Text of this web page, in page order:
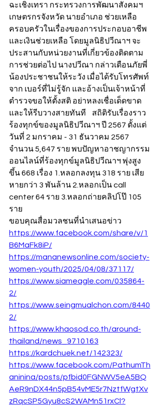
ฉะเชิงเทรา กระทรวงการพัฒนาสังคมฯ
เกษตรกรจังหวัด นายอำเภอ ช่วยเหลือ
ครอบครัวในเรื่องของการประกอบอาชีพ
และเงินช่วยเหลือ โดยมูลนิธิปวีณาฯ จะ
ประสานกับหน่วยงานที่เกี่ยวข้องติดตาม
การช่วยต่อไป นางปวีณา กล่าวเตือนภัยพี่
น้องประชาชนให้ระวัง เมื่อได้รับโทรศัพท์
จาก เบอร์ที่ไม่รู้จัก และอ้างเป็นเจ้าหน้าที่
ตำรวจขอให้ตั้งสติ อย่าหลงเชื่อเด็ดขาด
และให้รีบวางสายทันที    สถิติรับเรื่องราว
ร้องทุกข์ของมูลนิธิปวีณาฯ ปี 2567 ตั้งแต่
วันที่ 2 มกราคม - 31 ธันวาคม 2567
จำนวน 5,647 ราย พบปัญหาอาชญากรรม
ออนไลน์ที่ร้องทุกข์มูลนิธิปวีณาฯ พุ่งสูง
ขึ้น 668 เรื่อง 1.หลอกลงทุน 318 ราย เสีย
หายกว่า 3 พันล้าน 2.หลอกเป็น call
center 64 ราย 3.หลอกถ่ายคลิปโป๊ 105
ราย
ขอบคุณสื่อมวลชนที่นำเสนอข่าว
https://www.facebook.com/share/v/1
B6MaFk8iP/
https://mananewsonline.com/society-
women-youth/2025/04/08/37117/
https://www.siameagle.com/035864-
2/
https://www.seingmualchon.com/8440
2/
https://www.khaosod.co.th/around-
thailand/news_9710163
https://kardchuek.net/142323/
https://www.facebook.com/PathumTh
aninina/posts/pfbid0FGNWV5eA5BQ
AeR9nDX44n5pB54vME5r7NztfWgtXv
zRqcSP5Gyu8cS2WAMn51rxCl?